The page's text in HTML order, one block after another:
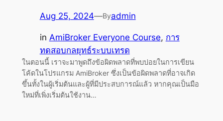
Aug 25, 2024—Byadmin
in AmiBroker Everyone Course, การ
ทดสอบกลยุทธ์ระบบเทรด
ในตอนนี้ เราจะมาพูดถึงข้อผิดพลาดที่พบบ่อยในการเขียน
โค้ดในโปรแกรม AmiBroker ซึ่งเป็นข้อผิดพลาดที่อาจเกิด
ขึ้นทั้งในผู้เริ่มต้นและผู้ที่มีประสบการณ์แล้ว หากคุณเป็นมือ
ใหม่ที่เพิ่งเริ่มต้นใช้งาน…